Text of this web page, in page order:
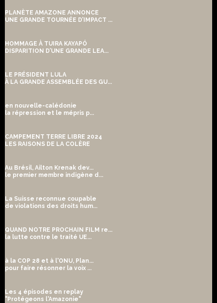
PLANÈTE AMAZONE ANNONCE
UNE GRANDE TOURNÉE D’IMPACT ...
HOMMAGE À TUIRA KAYAPÓ
DISPARITION D’UNE GRANDE LEA...
LE PRÉSIDENT LULA
À LA GRANDE ASSEMBLÉE DES GU...
en nouvelle-calédonie
la répression et le mépris p...
CAMPEMENT TERRE LIBRE 2024
LES RAISONS DE LA COLÈRE
Au Brésil, Ailton Krenak dev...
le premier membre indigène d...
La Suisse reconnue coupable
de violations des droits hum...
QUAND NOTRE PROCHAIN FILM re...
la lutte contre le traité UE...
à la COP 28 et à l'ONU, Plan...
pour faire résonner la voix ...
Les 4 épisodes en replay
"Protégeons l'Amazonie"